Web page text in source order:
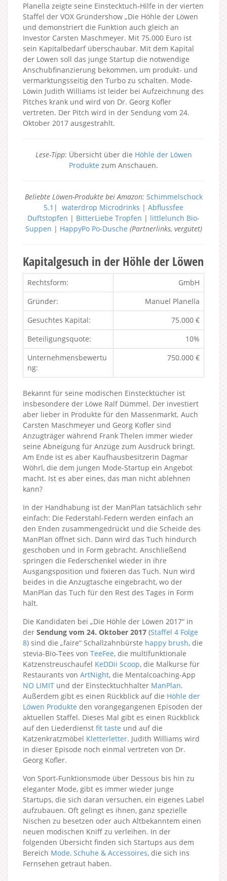
Planella zeigte seine Einstecktuch-Hilfe in der vierten
Staffel der VOX Gründershow „Die Höhle der Löwen
und demonstriert die Funktion auch gleich an
Investor Carsten Maschmeyer. Mit 75.000 Euro ist
sein Kapitalbedarf überschaubar. Mit dem Kapital
der Löwen soll das junge Startup die notwendige
Anschubfinanzierung bekommen, um produkt- und
vermarktungsseitig den Turbo zu schalten. Mode-
Löwin Judith Williams ist leider bei Aufzeichnung des
Pitches krank und wird von Dr. Georg Kofler
vertreten. Der Pitch wird in der Sendung vom 24.
Oktober 2017 ausgestrahlt.
Lese-Tipp: Übersicht über die Höhle der Löwen
Produkte zum Anschauen.
Beliebte Löwen-Produkte bei Amazon: Schimmelschock
5.1 | waterdrop Microdrinks | Abflussfee
Duftstopfen | BitterLiebe Tropfen | littlelunch Bio-
Suppen | HappyPo Po-Dusche (Partnerlinks, vergütet)
Kapitalgesuch in der Höhle der Löwen
Rechtsform:
GmbH
Gründer:
Manuel Planella
Gesuchtes Kapital:
75.000 €
Beteiligungsquote:
10%
Unternehmensbewertu
ng:
750.000 €
Bekannt für seine modischen Einstecktücher ist
insbesondere der Löwe Ralf Dümmel. Der investiert
aber lieber in Produkte für den Massenmarkt. Auch
Carsten Maschmeyer und Georg Kofler sind
Anzugträger während Frank Thelen immer wieder
seine Abneigung für Anzüge zum Ausdruck bringt.
Am Ende ist es aber Kaufhausbesitzerin Dagmar
Wöhrl, die dem jungen Mode-Startup ein Angebot
macht. Ist es aber eines, das man nicht ablehnen
kann?
In der Handhabung ist der ManPlan tatsächlich sehr
einfach: Die Federstahl-Federn werden einfach an
den Enden zusammengedrückt und die Scheide des
ManPlan öffnet sich. Dann wird das Tuch hindurch
geschoben und in Form gebracht. Anschließend
springen die Federschenkel wieder in ihre
Ausgangsposition und fixieren das Tuch. Nun wird
beides in die Anzugtasche eingebracht, wo der
ManPlan das Tuch für den Rest des Tages in Form
hält.
Die Kandidaten bei „Die Höhle der Löwen 2017“ in
der Sendung vom 24. Oktober 2017 (Staffel 4 Folge
8) sind die „faire“ Schallzahnbürste happy brush, die
stevia-Bio-Tees von TeeFee, die multifunktionale
Katzenstreuschaufel KeDDii Scoop, die Malkurse für
Restaurants von ArtNight, die Mentalcoaching-App
NO LIMIT und der Einstecktuchhalter ManPlan.
Außerdem gibt es einen Rückblick auf die Höhle der
Löwen Produkte den vorangegangenen Episoden der
aktuellen Staffel. Dieses Mal gibt es einen Rückblick
auf den Liederdienst fit taste und auf die
Katzenkratzmöbel Kletterletter. Judith Williams wird
in dieser Episode noch einmal vertreten von Dr.
Georg Kofler.
Von Sport-Funktionsmode über Dessous bis hin zu
eleganter Mode, gibt es immer wieder junge
Startups, die sich daran versuchen, ein eigenes Label
aufzubauen. Oft gelingt es ihnen, ganz spezielle
Nischen zu besetzen oder auch Altbekanntem einen
neuen modischen Kniff zu verleihen. In der
folgenden Übersicht finden sich Startups aus dem
Bereich Mode, Schuhe & Accessoires, die sich ins
Fernsehen getraut haben.